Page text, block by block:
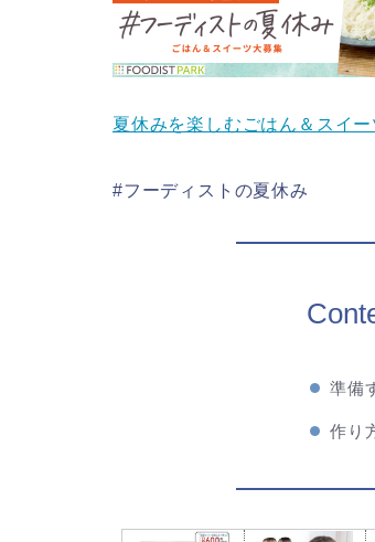
夏休みを楽しむごはん＆スイ
#フーディストの夏休み
準備
作り